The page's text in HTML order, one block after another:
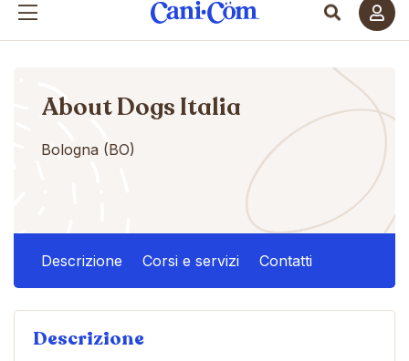
About Dogs Italia
Bologna (BO)
Descrizione Corsi e servizi Contatti
Descrizione